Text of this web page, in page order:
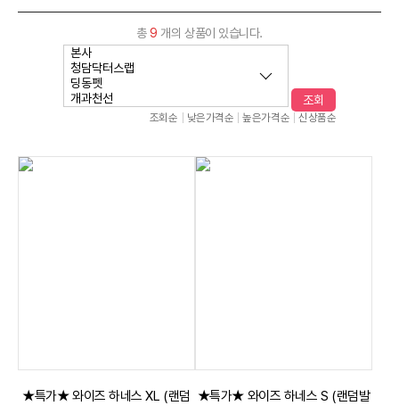
총9 개의 상품이 있습니다.
조회
조회순 낮은가격순 높은가격순 신상품순
★특가★ 와이즈 하네스 XL (랜덤
★특가★ 와이즈 하네스 S (랜덤발